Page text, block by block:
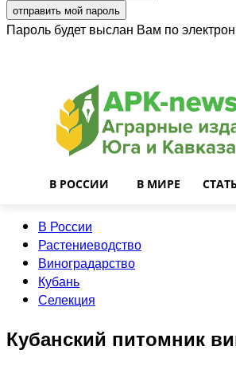
Пароль будет выслан Вам по
В РОССИИ В МИРЕ
В России
Растениеводство
Виноградарство
Кубань
Селекция
Кубанский питомник